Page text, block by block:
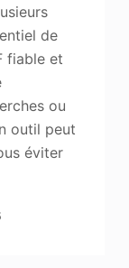
de
fiable et
ou
outil peut
éviter